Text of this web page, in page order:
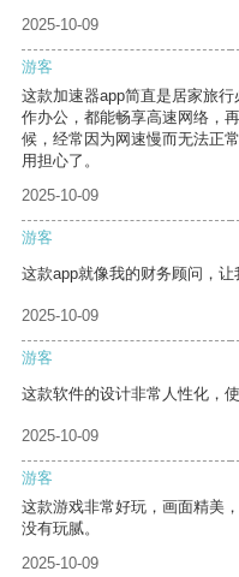
2025-10-09
游客
这款加速器app简直是居家旅
作办公，都能畅享高速网络，
候，经常因为网速慢而无法正
用担心了。
2025-10-09
游客
这款app就像我的财务顾问，让
2025-10-09
游客
这款软件的设计非常人性化，
2025-10-09
游客
这款游戏非常好玩，画面精美
没有玩腻。
2025-10-09